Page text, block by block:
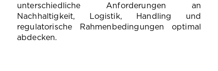
unterschiedliche Anforderungen an
Nachhaltigkeit, Logistik, Handling und
regulatorische Rahmenbedingungen optimal
abdecken.